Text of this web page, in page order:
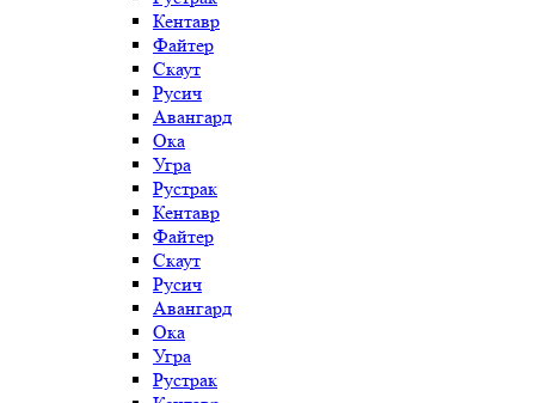
Кентавр
Файтер
Скаут
Русич
Авангард
Ока
Угра
Рустрак
Кентавр
Файтер
Скаут
Русич
Авангард
Ока
Угра
Рустрак